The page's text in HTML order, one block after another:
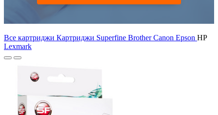
Все картриджи Картриджи Superfine BrotherCanon Epson HP
Lexmark